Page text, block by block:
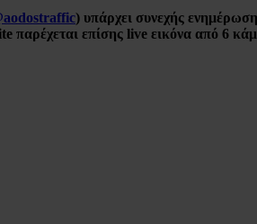
aodostraffic) υπάρχει συνεχής
παρέχεται επίσης live εικόνα από 6